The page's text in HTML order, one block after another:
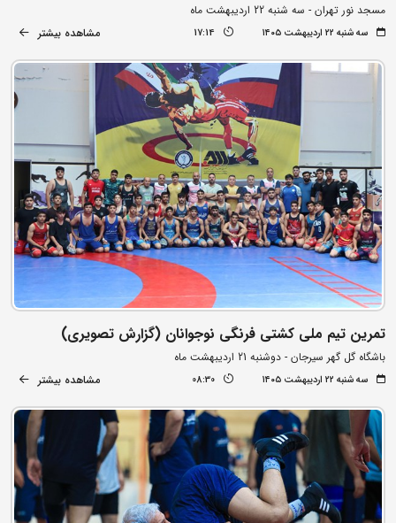
مسجد نور تهران - سه شنبه 22 اردیبهشت ماه
سه شنبه ۲۲ اردیبهشت ۱۴۰۵ 17:14 مشاهده بیشتر
تمرین تیم ملی کشتی فرنگی نوجوانان (گزارش تصویری)
باشگاه گل گهر سیرجان - دوشنبه 21 اردیبهشت ماه
سه شنبه ۲۲ اردیبهشت ۱۴۰۵ 08:30 مشاهده بیشتر